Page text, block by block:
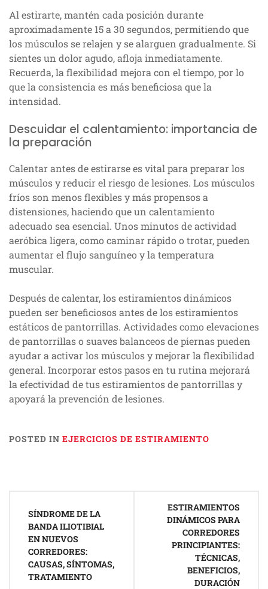
Al estirarte, mantén cada posición durante
aproximadamente 15 a 30 segundos, permitiendo que
los músculos se relajen y se alarguen gradualmente. Si
sientes un dolor agudo, afloja inmediatamente.
Recuerda, la flexibilidad mejora con el tiempo, por lo
que la consistencia es más beneficiosa que la
intensidad.
Descuidar el calentamiento: importancia de
la preparación
Calentar antes de estirarse es vital para preparar los
músculos y reducir el riesgo de lesiones. Los músculos
fríos son menos flexibles y más propensos a
distensiones, haciendo que un calentamiento
adecuado sea esencial. Unos minutos de actividad
aeróbica ligera, como caminar rápido o trotar, pueden
aumentar el flujo sanguíneo y la temperatura
muscular.
Después de calentar, los estiramientos dinámicos
pueden ser beneficiosos antes de los estiramientos
estáticos de pantorrillas. Actividades como elevaciones
de pantorrillas o suaves balanceos de piernas pueden
ayudar a activar los músculos y mejorar la flexibilidad
general. Incorporar estos pasos en tu rutina mejorará
la efectividad de tus estiramientos de pantorrillas y
apoyará la prevención de lesiones.
POSTED IN EJERCICIOS DE ESTIRAMIENTO
navigation
SÍNDROME DE LA
BANDA ILIOTIBIAL
EN NUEVOS
CORREDORES:
CAUSAS, SÍNTOMAS,
TRATAMIENTO
ESTIRAMIENTOS
DINÁMICOS PARA
CORREDORES
PRINCIPIANTES:
TÉCNICAS,
BENEFICIOS,
DURACIÓN